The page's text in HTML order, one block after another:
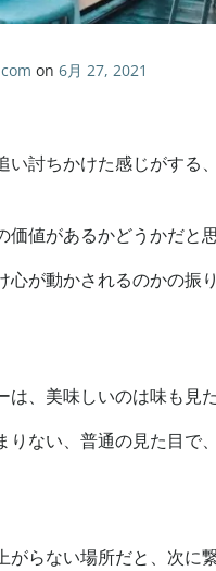
on 6月 27, 2021
い討ちかけた感じがする
値があるかどうかだと思
心が動かされるのかの振
、美味しいのは味も見
りない、普通の見た目で
がらない場所だと、次